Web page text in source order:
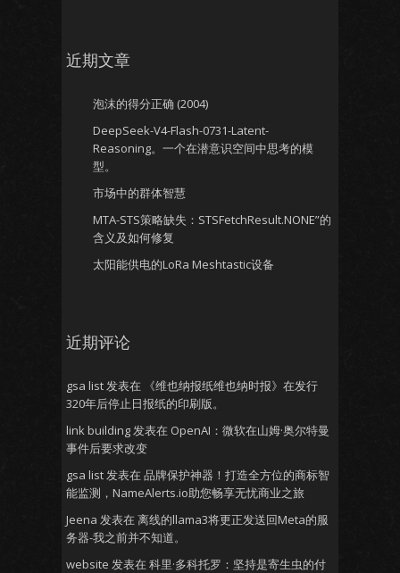
近期文章
泡沫的得分正确 (2004)
DeepSeek-V4-Flash-0731-Latent-
Reasoning。一个在潜意识空间中思考的模
型。
市场中的群体智慧
MTA-STS策略缺失：STSFetchResult.NONE”的
含义及如何修复
太阳能供电的LoRa Meshtastic设备
近期评论
gsa list发表在
《维也纳报纸维也纳时报》在发行
320年后停止日报纸的印刷版。
link building发表在 OpenAI：微软在山姆·奥尔特曼
事件后要求改变
gsa list发表在 品牌保护神器！打造全方位的商标智
能监测，NameAlerts.io助您畅享无忧商业之旅
Jeena 发表在 离线的llama3将更正发送回Meta的服
务器-我之前并不知道。
website 发表在 科里·多科托罗：坚持是寄生虫的付